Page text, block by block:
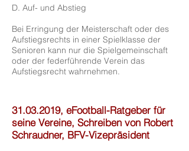
D. Auf- und Abstieg
Bei Erringung der Meisterschaft oder des
Aufstiegsrechts in einer Spielklasse der
Senioren kann nur die Spielgemeinschaft
oder der federführende Verein das
Aufstiegsrecht wahrnehmen.
31.03.2019, eFootball-Ratgeber für
seine Vereine, Schreiben von Robert
Schraudner, BFV-Vizepräsident